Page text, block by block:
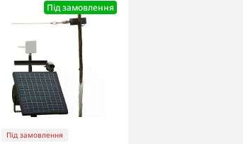
Під замовлення
Під замовлення